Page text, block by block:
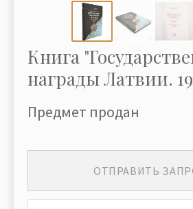
Книга
награды Латвии.
Предмет продан
ОТПРАВИТЬ